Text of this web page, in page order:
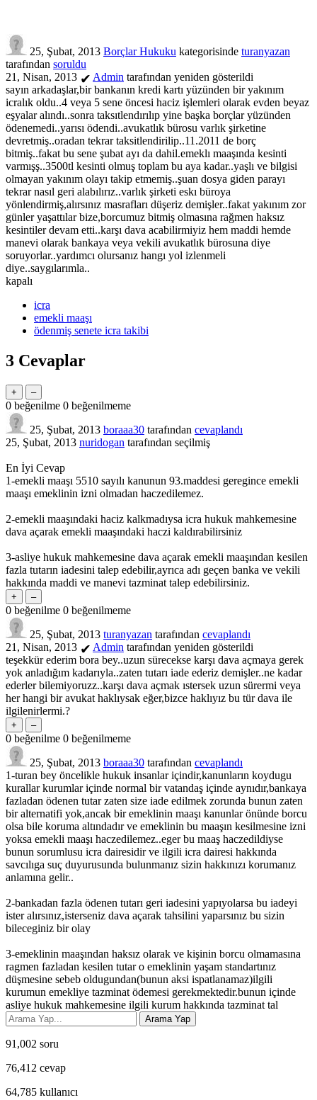
25, Şubat, 2013 Borçlar Hukuku kategorisinde turanyazan
tarafından soruldu
21, Nisan, 2013 ✔ Admin tarafından yeniden gösterildi
sayın arkadaşlar,bir bankanın kredi kartı yüzünden bir yakınım
icralık oldu..4 veya 5 sene öncesi haciz işlemleri olarak evden beyaz
eşyalar alındı..sonra taksıtlendırılıp yine başka borçlar yüzünden
ödenemedi..yarısı ödendi..avukatlık bürosu varlık şirketine
devretmiş..oradan tekrar taksitlendirilip..11.2011 de borç
bitmiş..fakat bu sene şubat ayı da dahil.emeklı maaşında kesinti
varmışş..3500tl kesinti olmuş toplam bu aya kadar..yaşlı ve bilgisi
olmayan yakınım olayı takip etmemiş..şuan dosya giden parayı
tekrar nasıl geri alabılırız..varlık şirketi eskı büroya
yönlendirmiş,alırsınız masrafları düşeriz demişler..fakat yakınım zor
günler yaşattılar bize,borcumuz bitmiş olmasına rağmen haksız
kesintiler devam etti..karşı dava acabilirmiyiz hem maddi hemde
manevi olarak bankaya veya vekili avukatlık bürosuna diye
soruyorlar..yardımcı olursanız hangı yol izlenmeli
diye..saygılarımla..
kapalı
icra
emekli maaşı
ödenmiş senete icra takibi
3 Cevaplar
0 beğenilme 0 beğenilmeme
25, Şubat, 2013 boraaa30 tarafından cevaplandı
25, Şubat, 2013 nuridogan tarafından seçilmiş
En İyi Cevap
1-emekli maaşı 5510 sayılı kanunun 93.maddesi geregince emekli
maaşı emeklinin izni olmadan haczedilemez.
2-emekli maaşındaki haciz kalkmadıysa icra hukuk mahkemesine
dava açarak emekli maaşındaki haczi kaldırabilirsiniz
3-asliye hukuk mahkemesine dava açarak emekli maaşından kesilen
fazla tutarın iadesini talep edebilir,ayrıca adı geçen banka ve vekili
hakkında maddi ve manevi tazminat talep edebilirsiniz.
0 beğenilme 0 beğenilmeme
25, Şubat, 2013 turanyazan tarafından cevaplandı
21, Nisan, 2013 ✔ Admin tarafından yeniden gösterildi
teşekkür ederim bora bey..uzun sürecekse karşı dava açmaya gerek
yok anladığım kadarıyla..zaten tutarı iade ederiz demişler..ne kadar
ederler bilemiyoruzz..karşı dava açmak ıstersek uzun sürermi veya
her hangi bir avukat haklıysak eğer,bizce haklıyız bu tür dava ile
ilgilenirlermi.?
0 beğenilme 0 beğenilmeme
25, Şubat, 2013 boraaa30 tarafından cevaplandı
1-turan bey öncelikle hukuk insanlar içindir,kanunların koydugu
kurallar kurumlar içinde normal bir vatandaş içinde aynıdır,bankaya
fazladan ödenen tutar zaten size iade edilmek zorunda bunun zaten
bir alternatifi yok,ancak bir emeklinin maaşı kanunlar önünde borcu
olsa bile koruma altındadır ve emeklinin bu maaşın kesilmesine izni
yoksa emekli maaşı haczedilemez..eger bu maaş haczedildiyse
bunun sorumlusu icra dairesidir ve ilgili icra dairesi hakkında
savcılıga suç duyurusunda bulunmanız sizin hakkınızı korumanız
anlamına gelir..
2-bankadan fazla ödenen tutarı geri iadesini yapıyolarsa bu iadeyi
ister alırsınız,isterseniz dava açarak tahsilini yaparsınız bu sizin
bileceginiz bir olay
3-emeklinin maaşından haksız olarak ve kişinin borcu olmamasına
ragmen fazladan kesilen tutar o emeklinin yaşam standartınız
düşmesine sebeb oldugundan(bunun aksi ispatlanamaz)ilgili
kurumun emekliye tazminat ödemesi gerekmektedir.bunun içinde
asliye hukuk mahkemesine ilgili kurum hakkında tazminat tal
91,002 soru
76,412 cevap
64,785 kullanıcı